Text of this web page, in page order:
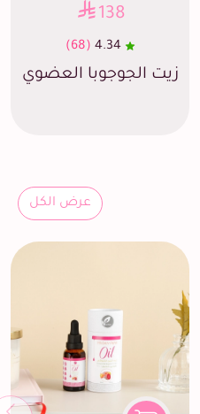
138
4.34
(68)
زيت الجوجوبا العضوي
عرض الكل